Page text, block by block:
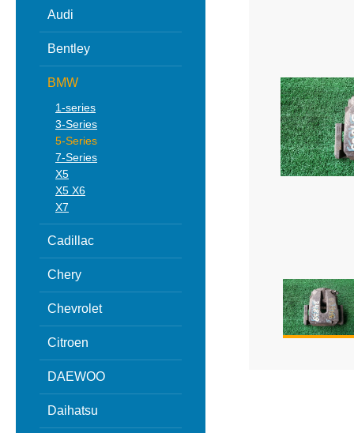
Audi
Bentley
BMW
1-series
3-Series
5-Series
7-Series
X5
X5 X6
X7
Cadillac
Chery
Chevrolet
Citroen
DAEWOO
Daihatsu